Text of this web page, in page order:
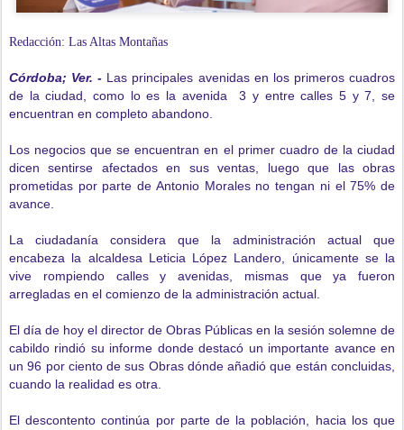
Redacción: Las Altas Montañas
Córdoba; Ver. - Las principales avenidas en los primeros cuadros
de la ciudad, como lo es la avenida 3 y entre calles 5 y 7, se
encuentran en completo abandono.
Los negocios que se encuentran en el primer cuadro de la ciudad
dicen sentirse afectados en sus ventas, luego que las obras
prometidas por parte de Antonio Morales no tengan ni el 75% de
avance.
La ciudadanía considera que la administración actual que
encabeza la alcaldesa Leticia López Landero, únicamente se la
vive rompiendo calles y avenidas, mismas que ya fueron
arregladas en el comienzo de la administración actual.
El día de hoy el director de Obras Públicas en la sesión solemne de
cabildo rindió su informe donde destacó un importante avance en
un 96 por ciento de sus Obras dónde añadió que están concluidas,
cuando la realidad es otra.
El descontento continúa por parte de la población, hacia los que